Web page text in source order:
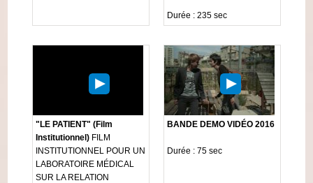
Durée : 235 sec
"LE PATIENT" (Film
Institutionnel) FILM
INSTITUTIONNEL POUR UN
LABORATOIRE MÉDICAL
SUR LA RELATION
BANDE DEMO VIDÉO 2016
Durée : 75 sec